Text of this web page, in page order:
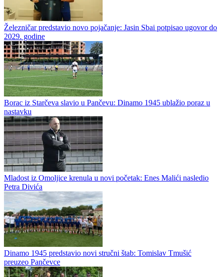
Železničar predstavio novo pojačanje: Jasin Sbai potpisao ugovor do
2029. godine
Borac iz Starčeva slavio u Pančevu: Dinamo 1945 ublažio poraz u
nastavku
Mladost iz Omoljice krenula u novi početak: Enes Malići nasledio
Petra Divića
Dinamo 1945 predstavio novi stručni štab: Tomislav Tmušić
preuzeo Pančevce